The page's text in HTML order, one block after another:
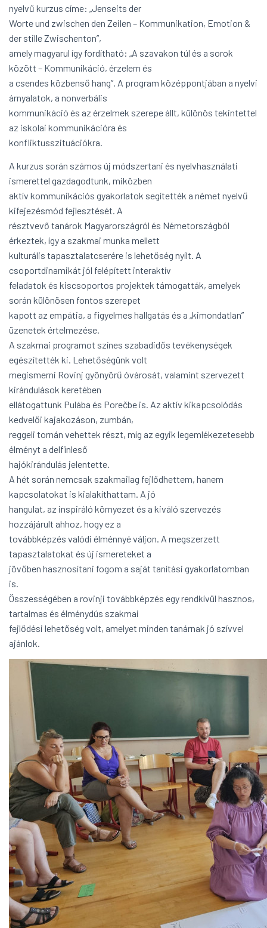
nyelvű kurzus címe: „Jenseits der
Worte und zwischen den Zeilen – Kommunikation, Emotion &
der stille Zwischenton”,
amely magyarul így fordítható: „A szavakon túl és a sorok
között – Kommunikáció, érzelem és
a csendes közbenső hang”. A program középpontjában a nyelvi
árnyalatok, a nonverbális
kommunikáció és az érzelmek szerepe állt, különös tekintettel
az iskolai kommunikációra és
konfliktusszituációkra.
A kurzus során számos új módszertani és nyelvhasználati
ismerettel gazdagodtunk, miközben
aktív kommunikációs gyakorlatok segítették a német nyelvű
kifejezésmód fejlesztését. A
résztvevő tanárok Magyarországról és Németországból
érkeztek, így a szakmai munka mellett
kulturális tapasztalatcserére is lehetőség nyílt. A
csoportdinamikát jól felépített interaktív
feladatok és kiscsoportos projektek támogatták, amelyek
során különösen fontos szerepet
kapott az empátia, a figyelmes hallgatás és a „kimondatlan”
üzenetek értelmezése.
A szakmai programot színes szabadidős tevékenységek
egészítették ki. Lehetőségünk volt
megismerni Rovinj gyönyörű óvárosát, valamint szervezett
kirándulások keretében
ellátogattunk Pulába és Porečbe is. Az aktív kikapcsolódás
kedvelői kajakozáson, zumbán,
reggeli tornán vehettek részt, míg az egyik legemlékezetesebb
élményt a delfinleső
hajókirándulás jelentette.
A hét során nemcsak szakmailag fejlődhettem, hanem
kapcsolatokat is kialakíthattam. A jó
hangulat, az inspiráló környezet és a kiváló szervezés
hozzájárult ahhoz, hogy ez a
továbbképzés valódi élménnyé váljon. A megszerzett
tapasztalatokat és új ismereteket a
jövőben hasznosítani fogom a saját tanítási gyakorlatomban
is.
Összességében a rovinji továbbképzés egy rendkívül hasznos,
tartalmas és élménydús szakmai
fejlődési lehetőség volt, amelyet minden tanárnak jó szívvel
ajánlok.